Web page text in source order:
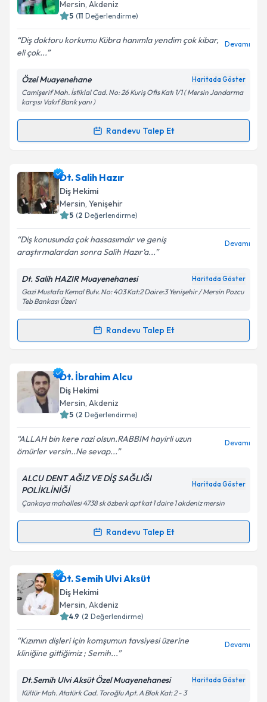
Kişisel verilerimin işlenmesine ilişkin
Aydınlatma
Metni'ni okudum ve kişisel verilerimin belirtilen
kapsamda işlenmesini kabul ediyorum.
Takvim Talebini Gönder
Mersin, Akdeniz
5 (11 Değerlendirme)
Diş doktoru korkumu Kübra hanımla yendim çok kibar,
eli çok...
Devamı
Özel Muayenehane Haritada Göster
Camişerif Mah. İstiklal Cad. No: 26 Kuriş Ofis Katı 1/1 ( Mersin Jandarma
karşısı Vakıf Bank yanı )
Randevu Talep Et
Randevu Takvimi Talebi
Dt. Kübra Güneşiçin randevu takvimi talebi
oluşturun. Size bu uzmandan randevu almanız için bir
takvim hazırlandığında e-posta ile bilgilendireceğiz.
Kişisel verilerimin işlenmesine ilişkin
Aydınlatma
Metni'ni okudum ve kişisel verilerimin belirtilen
kapsamda işlenmesini kabul ediyorum.
Takvim Talebini Gönder
Dt. Salih Hazır
Diş Hekimi
Mersin, Yenişehir
5 (2 Değerlendirme)
Diş konusunda çok hassasımdır ve geniş
araştırmalardan sonra Salih Hazır'a...
Devamı
Dt. Salih HAZIR Muayenehanesi Haritada Göster
Gazi Mustafa Kemal Bulv. No: 403 Kat:2 Daire:3 Yenişehir / Mersin Pozcu
Teb Bankası Üzeri
Randevu Talep Et
Randevu Takvimi Talebi
Dt. Salih Hazıriçin randevu takvimi talebi oluşturun.
Size bu uzmandan randevu almanız için bir takvim
hazırlandığında e-posta ile bilgilendireceğiz.
Kişisel verilerimin işlenmesine ilişkin
Aydınlatma
Metni
kapsamda işlenmesini kabul ediyorum.
Takvim Talebini Gönder
Dt. İbrahim Alcu
Diş Hekimi
Mersin, Akdeniz
5 (2 Değerlendirme)
ALLAH bin kere razi olsun.RABBIM hayirli uzun
ömürler versin..Ne sevap...
Devamı
ALCU DENT AĞIZ VE DİŞ SAĞLIĞI
POLİKLİNİĞİ
Haritada Göster
Çankaya mahallesi 4738 sk özberk apt kat 1 daire 1 akdeniz mersin
Randevu Talep Et
Randevu Takvimi Talebi
Dt. İbrahim Alcuiçin randevu takvimi talebi oluşturun.
Size bu uzmandan randevu almanız için bir takvim
hazırlandığında e-posta ile bilgilendireceğiz.
Kişisel verilerimin işlenmesine ilişkin
Aydınlatma
Metni'ni okudum ve kişisel verilerimin belirtilen
Dt. Semih Ulvi Aksüt
Diş Hekimi
Mersin, Akdeniz
4.9 (2 Değerlendirme)
Kızımın dişleri için komşumun tavsiyesi üzerine
kliniğine gittiğimiz ; Semih...
Devamı
Dt.Semih Ulvi Aksüt Özel Muayenehanesi Haritada Göster
Kültür Mah. Atatürk Cad. Toroğlu Apt. A Blok Kat: 2 - 3